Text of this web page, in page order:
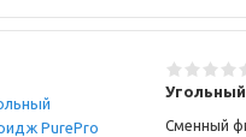
Сменный